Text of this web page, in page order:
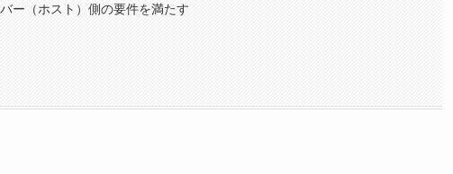
ー（ホスト）側の要件を満たす